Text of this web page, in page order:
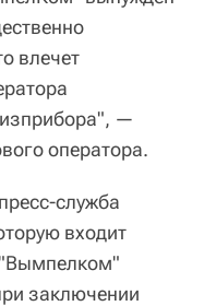
влечет
—
оператора.
служба
входит
заключении